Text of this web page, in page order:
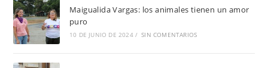
Maigualida Vargas: los animales tienen un amor
puro
10 DE JUNIO DE 2024 / SIN COMENTARIOS